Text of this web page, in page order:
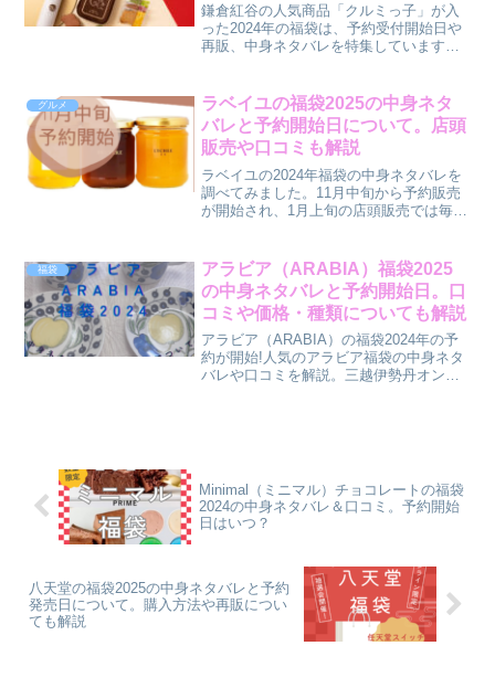
鎌倉紅谷の人気商品「クルミっ子」が入
った2024年の福袋は、予約受付開始日や
再販、中身ネタバレを特集しています。
わせられた、数量限定の人気アイテム。
干支グッズ、ステンレスボトルなどが同
梱されるほか、サイズによっては缶詰入
りのクルミっ子も。自分へのご褒美や大
切な人へのギフトにぴったりな、鎌倉紅
谷らしいレトロでオシャレな福袋です。
グルメ
ラベイユの福袋2025の中身ネタ
バレと予約開始日について。店頭
販売や口コミも解説
ラベイユの2024年福袋の中身ネタバレを
調べてみました。11月中旬から予約販売
が開始され、1月上旬の店頭販売では毎年
する欧州各国の個性的な蜂蜜が詰まっ
た、蜂蜜ファン垂涎の逸品セットです。
口コミでも、欧州産蜂蜜の個性的な味わ
いと、日本各地の特徴的な国産蜂蜜の風
味が楽しめることが評判となっていま
す。ラベイユならではの、世界の豊かな
蜂蜜を堪能できる福袋は、蜂蜜グルメに
とって夢のコラボレーションです。
福袋
アラビア（ARABIA）福袋2025
の中身ネタバレと予約開始日。口
コミや価格・種類についても解説
アラビア（ARABIA）の福袋2024年の予
約が開始!人気のアラビア福袋の中身ネタ
バレや口コミを解説。三越伊勢丹オンラ
しい食器が詰まった福袋は自分へのご褒
美やプレゼントに最適です。
Minimal（ミニマル）チョコレートの福袋
2024の中身ネタバレ＆口コミ。予約開始
日はいつ？
八天堂の福袋2025の中身ネタバレと予約
発売日について。購入方法や再販につい
ても解説